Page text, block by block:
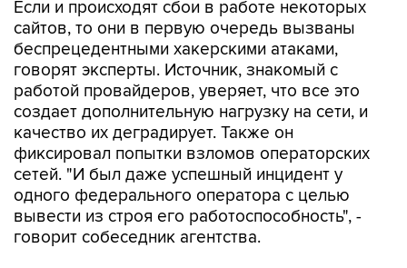
беспрецедентными хакерскими атаками,
говорят эксперты. Источник, знакомый с
работой провайдеров, уверяет, что все это
создает дополнительную нагрузку на сети, и
качество их деградирует. Также он
фиксировал попытки взломов операторских
сетей. "И был даже успешный инцидент у
одного федерального оператора с целью
вывести из строя его работоспособность", -
говорит собеседник агентства.
"Многое из того, что мы видим - это хактивизм,